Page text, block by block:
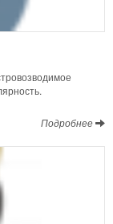
Подробнее